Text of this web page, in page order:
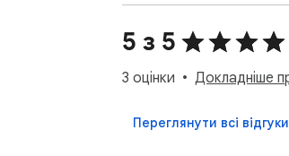
3️⃣ оптимізовано для
4️⃣ підтримує робочий
5️⃣ швидкий, інтуїтивно
потрібно витрачати
5 з 5
3 оцінки Докладніше
Переглянути всі відгуки